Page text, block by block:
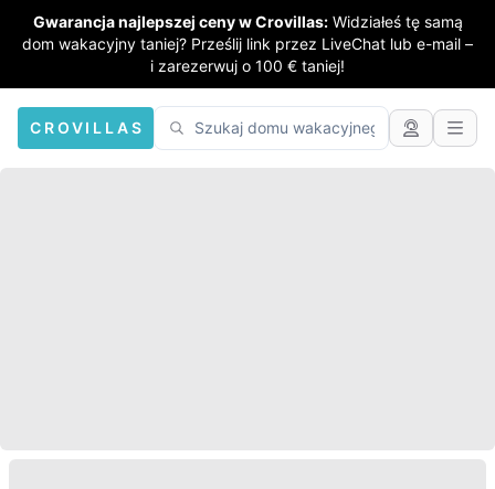
Gwarancja najlepszej ceny w Crovillas: Widziałeś tę samą
dom wakacyjny taniej? Prześlij link przez LiveChat lub e-mail –
i zarezerwuj o 100 € taniej!
CROVILLAS